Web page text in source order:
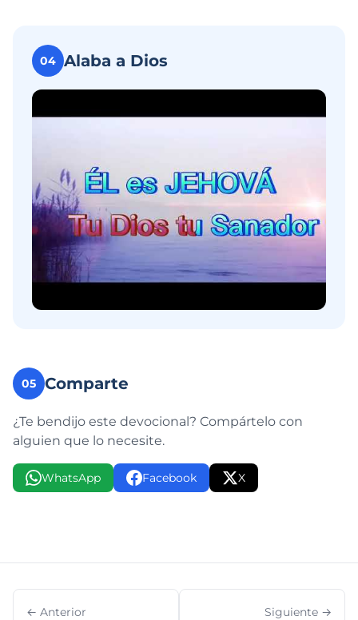
04 Alaba a Dios
05 Comparte
¿Te bendijo este devocional? Compártelo con
alguien que lo necesite.
WhatsApp Facebook X
← Anterior Siguiente →